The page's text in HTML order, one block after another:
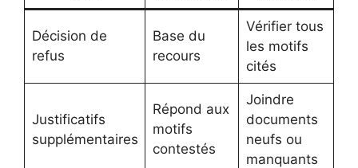
Décision de
refus
Base du
recours
Vérifier tous
les motifs
cités
Justificatifs
supplémentaires
Répond aux
motifs
contestés
Joindre
documents
neufs ou
manquants